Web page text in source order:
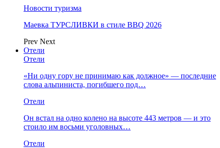
Новости туризма
Маевка ТУРСЛИВКИ в стиле BBQ 2026
Prev Next
Отели
Отели
«Ни одну гору не принимаю как должное» — последние
слова альпиниста, погибшего под…
Отели
Он встал на одно колено на высоте 443 метров — и это
стоило им восьми уголовных…
Отели